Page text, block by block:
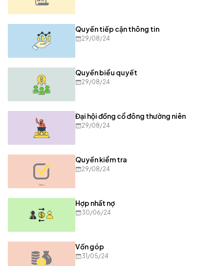
Quyền tiếp cận thông tin
29/08/24
Quyền biểu quyết
29/08/24
Đại hội đồng cổ đông thường niên
29/08/24
Quyền kiểm tra
29/08/24
Hợp nhất nợ
30/06/24
Vốn góp
31/05/24